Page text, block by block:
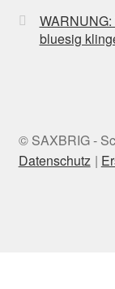
bluesig
© SAXBRIG -
Datenschutz